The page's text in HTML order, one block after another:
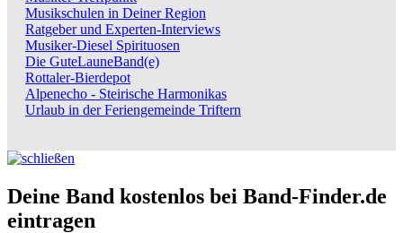
Musikschulen in Deiner Region
Ratgeber und Experten-Interviews
Musiker-Diesel Spirituosen
Die GuteLauneBand(e)
Rottaler-Bierdepot
Alpenecho - Steirische Harmonikas
Urlaub in der Feriengemeinde Triftern
Deine Band kostenlos bei Band-Finder.de
eintragen